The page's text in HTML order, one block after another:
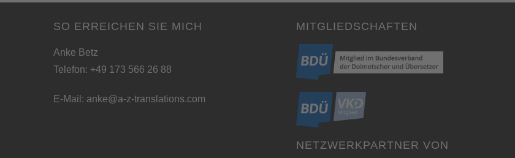
SO ERREICHEN SIE MICH
Anke Betz
Telefon: +49 173 566 26 88
E-Mail: anke@a-z-translations.com
MITGLIEDSCHAFTEN
NETZWERKPARTNER VON